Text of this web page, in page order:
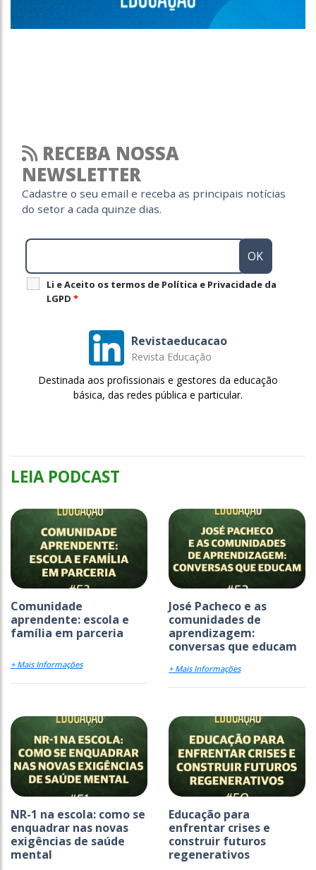
RECEBA NOSSA
NEWSLETTER
Cadastre o seu email e receba as principais notícias
do setor a cada quinze dias.
Li e Aceito os termos de Política e Privacidade da
LGPD *
Revistaeducacao
Revista Educação
Destinada aos profissionais e gestores da educação
básica, das redes pública e particular.
LEIA PODCAST
Comunidade
aprendente: escola e
família em parceria
+ Mais Informações
José Pacheco e as
comunidades de
aprendizagem:
conversas que educam
+ Mais Informações
NR-1 na escola: como se
enquadrar nas novas
exigências de saúde
mental
Educação para
enfrentar crises e
construir futuros
regenerativos